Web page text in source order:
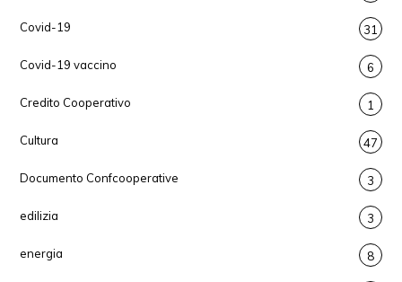
Covid-19 31
Covid-19 vaccino 6
Credito Cooperativo 1
Cultura 47
Documento Confcooperative 3
edilizia 3
energia 8